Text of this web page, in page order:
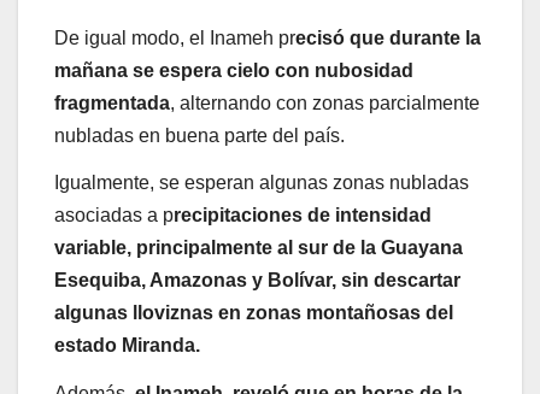
De igual modo, el Inameh precisó que durante la
mañana se espera cielo con nubosidad
fragmentada, alternando con zonas parcialmente
nubladas en buena parte del país.
Igualmente, se esperan algunas zonas nubladas
asociadas a precipitaciones de intensidad
variable, principalmente al sur de la Guayana
Esequiba, Amazonas y Bolívar, sin descartar
algunas lloviznas en zonas montañosas del
estado Miranda.